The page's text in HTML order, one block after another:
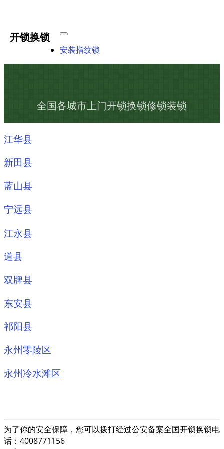
开锁换锁
安装指纹锁
全国各城市上门开锁换锁修锁装锁
江华县
新田县
蓝山县
宁远县
江永县
道县
双牌县
东安县
祁阳县
永州零陵区
永州冷水滩区
为了你的安全保障，您可以拨打经过公安备案全国开锁换锁电
话：4008771156